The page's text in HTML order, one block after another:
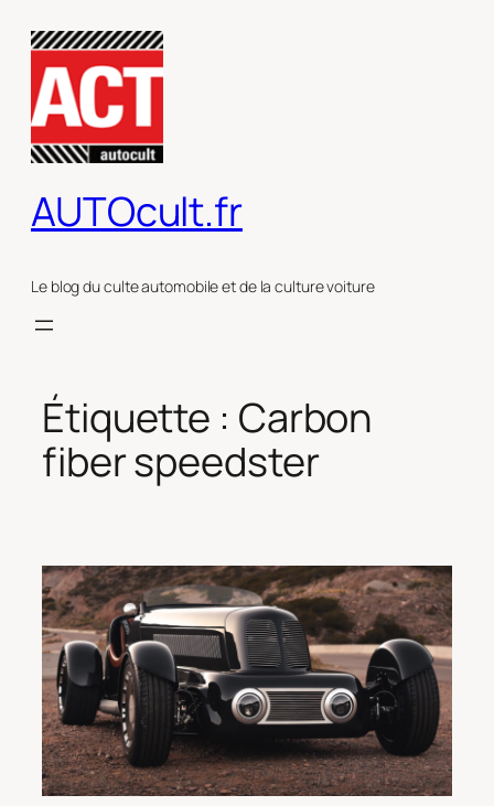
contenu
AUTOcult.fr
Le blog du culte automobile et de la culture voiture
Étiquette : Carbon
fiber speedster